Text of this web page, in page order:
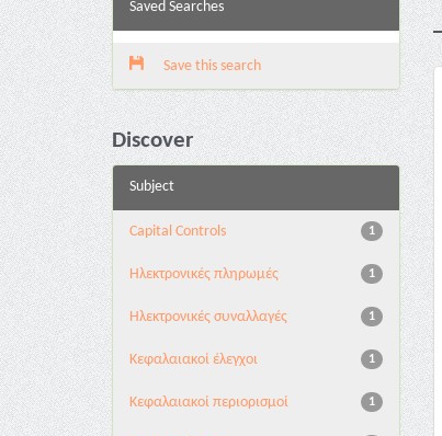
Saved Searches
Save this search
Discover
Subject
1
Capital Controls
1
Ηλεκτρονικές πληρωμές
1
Ηλεκτρονικές συναλλαγές
1
Κεφαλαιακοί έλεγχοι
1
Κεφαλαιακοί περιορισμοί